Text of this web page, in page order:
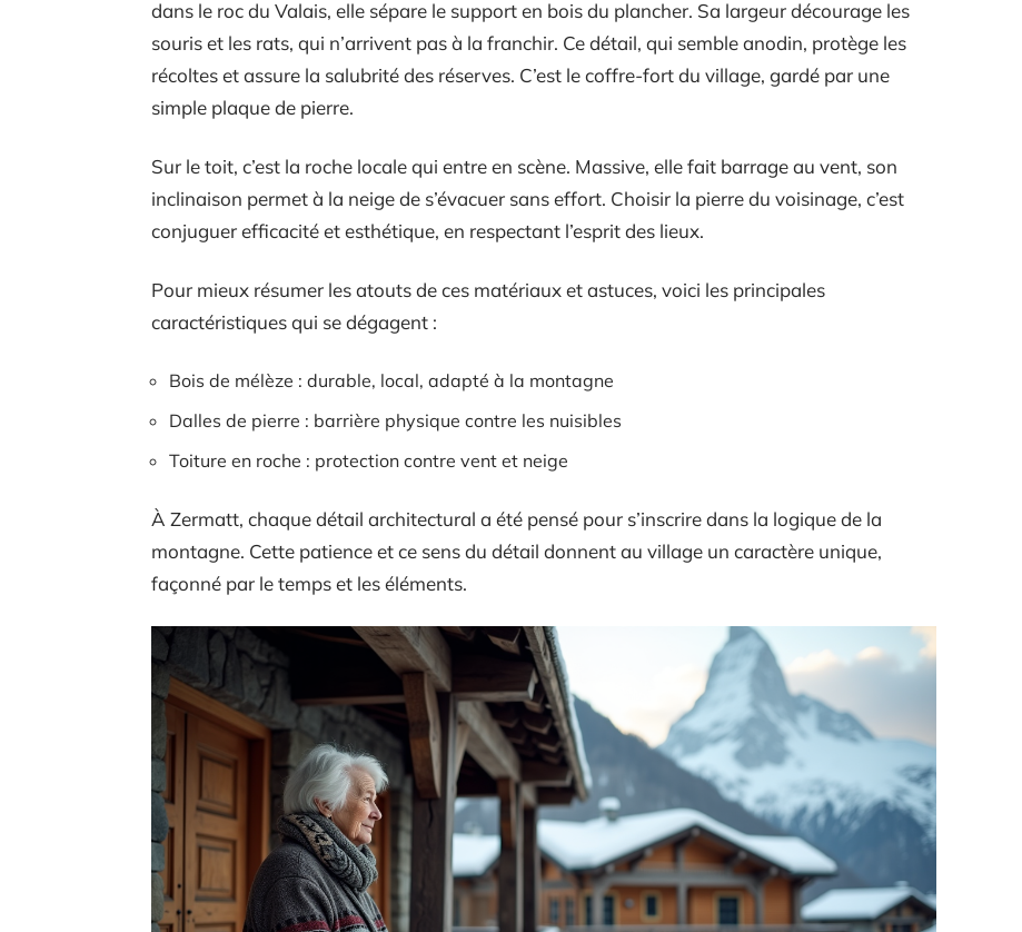
dans le roc du Valais, elle sépare le support en bois du plancher. Sa largeur décourage les
souris et les rats, qui n’arrivent pas à la franchir. Ce détail, qui semble anodin, protège les
récoltes et assure la salubrité des réserves. C’est le coffre-fort du village, gardé par une
simple plaque de pierre.
Sur le toit, c’est la roche locale qui entre en scène. Massive, elle fait barrage au vent, son
inclinaison permet à la neige de s’évacuer sans effort. Choisir la pierre du voisinage, c’est
conjuguer efficacité et esthétique, en respectant l’esprit des lieux.
Pour mieux résumer les atouts de ces matériaux et astuces, voici les principales
caractéristiques qui se dégagent :
Bois de mélèze : durable, local, adapté à la montagne
Dalles de pierre : barrière physique contre les nuisibles
Toiture en roche : protection contre vent et neige
À Zermatt, chaque détail architectural a été pensé pour s’inscrire dans la logique de la
montagne. Cette patience et ce sens du détail donnent au village un caractère unique,
façonné par le temps et les éléments.